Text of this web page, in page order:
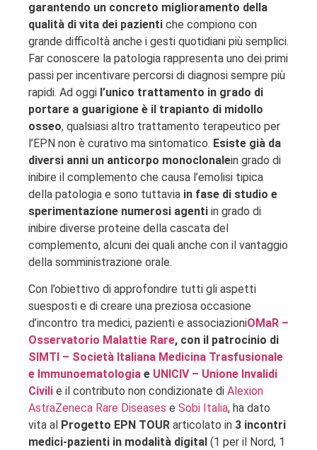
garantendo un concreto miglioramento della
qualità di vita dei pazienti che compiono con
grande difficoltà anche i gesti quotidiani più semplici.
Far conoscere la patologia rappresenta uno dei primi
passi per incentivare percorsi di diagnosi sempre più
rapidi. Ad oggi l’unico trattamento in grado di
portare a guarigione è il trapianto di midollo
osseo, qualsiasi altro trattamento terapeutico per
l’EPN non è curativo ma sintomatico. Esiste già da
diversi anni un anticorpo monoclonalein grado di
inibire il complemento che causa l’emolisi tipica
della patologia e sono tuttavia in fase di studio e
sperimentazione numerosi agenti in grado di
inibire diverse proteine della cascata del
complemento, alcuni dei quali anche con il vantaggio
della somministrazione orale.
Con l’obiettivo di approfondire tutti gli aspetti
suesposti e di creare una preziosa occasione
d’incontro tra medici, pazienti e associazioniOMaR –
Osservatorio Malattie Rare, con il patrocinio di
SIMTI – Società Italiana Medicina Trasfusionale
e Immunoematologia e UNICIV – Unione Invalidi
Civili e il contributo non condizionate di Alexion
AstraZeneca Rare Diseases e Sobi Italia, ha dato
vita al Progetto EPN TOUR articolato in 3 incontri
medici-pazienti in modalità digital (1 per il Nord, 1